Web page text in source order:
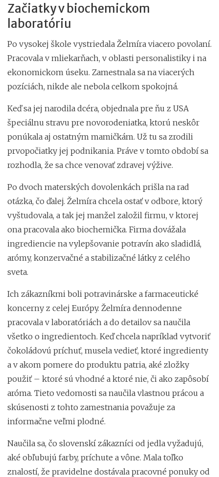
Začiatky v biochemickom
laboratóriu
Po vysokej škole vystriedala Želmíra viacero povolaní.
Pracovala v mliekarňach, v oblasti personalistiky i na
ekonomickom úseku. Zamestnala sa na viacerých
pozíciách, nikde ale nebola celkom spokojná.
Keď sa jej narodila dcéra, objednala pre ňu z USA
špeciálnu stravu pre novorodeniatka, ktorú neskôr
ponúkala aj ostatným mamičkám. Už tu sa zrodili
prvopočiatky jej podnikania. Práve v tomto období sa
rozhodla, že sa chce venovať zdravej výžive.
Po dvoch materských dovolenkách prišla na rad
otázka, čo ďalej. Želmíra chcela ostať v odbore, ktorý
vyštudovala, a tak jej manžel založil firmu, v ktorej
ona pracovala ako biochemička. Firma dovážala
ingrediencie na vylepšovanie potravín ako sladidlá,
arómy, konzervačné a stabilizačné látky z celého
sveta.
Ich zákazníkmi boli potravinárske a farmaceutické
koncerny z celej Európy. Želmíra dennodenne
pracovala v laboratóriách a do detailov sa naučila
všetko o ingredientoch. Keď chcela napríklad vytvoriť
čokoládovú príchuť, musela vedieť, ktoré ingredienty
a v akom pomere do produktu patria, aké zložky
použiť – ktoré sú vhodné a ktoré nie, či ako zapôsobí
aróma. Tieto vedomosti sa naučila vlastnou prácou a
skúsenosti z tohto zamestnania považuje za
informačne veľmi plodné.
Naučila sa, čo slovenskí zákazníci od jedla vyžadujú,
aké obľubujú farby, príchute a vône. Mala toľko
znalostí, že pravidelne dostávala pracovné ponuky od